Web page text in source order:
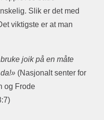
Slik er det med
viktigste er at man
joik på en måte
(Nasjonalt senter for
og Frode